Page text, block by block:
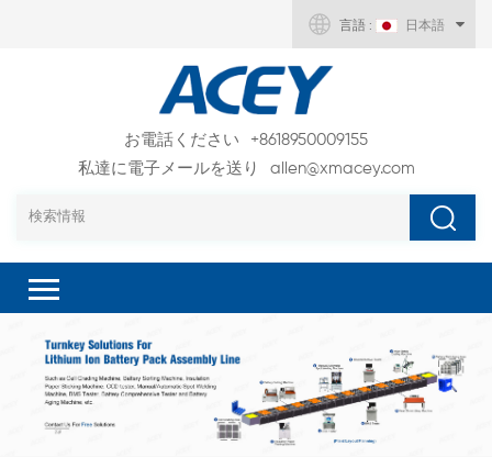
言語 : 日本語
お電話ください
+8618950009155
私達に電子メールを送り
allen@xmacey.com